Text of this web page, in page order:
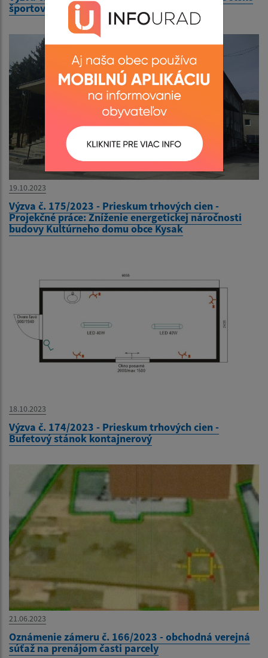
športové ihrisko v Materskej škole Kysak 210
19.10.2023
Výzva č. 175/2023 - Prieskum trhových cien -
Projekčné práce: Zníženie energetickej náročnosti
budovy Kultúrneho domu obce Kysak
18.10.2023
Výzva č. 174/2023 - Prieskum trhových cien -
Bufetový stánok kontajnerový
21.06.2023
Oznámenie zámeru č. 166/2023 - obchodná verejná
súťaž na prenájom časti parcely